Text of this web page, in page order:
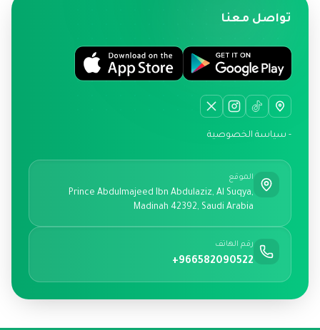
تواصل معنا
- سياسة الخصوصية
الموقع
Prince Abdulmajeed Ibn Abdulaziz, Al Suqya,
Madinah 42392, Saudi Arabia
رقم الهاتف
+966582090522